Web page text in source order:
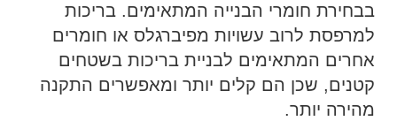
בבחירת חומרי הבנייה המתאימים. בריכות
למרפסת לרוב עשויות מפיברגלס או חומרים
אחרים המתאימים לבניית בריכות בשטחים
קטנים, שכן הם קלים יותר ומאפשרים התקנה
מהירה יותר.